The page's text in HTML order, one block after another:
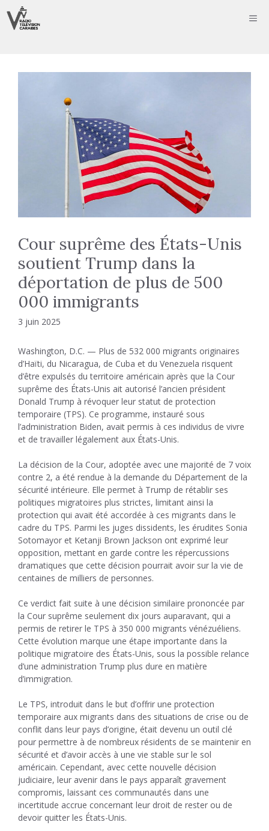
au
contenu
Cour suprême des États-Unis
soutient Trump dans la
déportation de plus de 500
000 immigrants
3 juin 2025
Washington, D.C. — Plus de 532 000 migrants originaires
d’Haïti, du Nicaragua, de Cuba et du Venezuela risquent
d’être expulsés du territoire américain après que la Cour
suprême des États-Unis ait autorisé l’ancien président
Donald Trump à révoquer leur statut de protection
temporaire (TPS). Ce programme, instauré sous
l’administration Biden, avait permis à ces individus de vivre
et de travailler légalement aux États-Unis.
La décision de la Cour, adoptée avec une majorité de 7 voix
contre 2, a été rendue à la demande du Département de la
sécurité intérieure. Elle permet à Trump de rétablir ses
politiques migratoires plus strictes, limitant ainsi la
protection qui avait été accordée à ces migrants dans le
cadre du TPS. Parmi les juges dissidents, les érudites Sonia
Sotomayor et Ketanji Brown Jackson ont exprimé leur
opposition, mettant en garde contre les répercussions
dramatiques que cette décision pourrait avoir sur la vie de
centaines de milliers de personnes.
Ce verdict fait suite à une décision similaire prononcée par
la Cour suprême seulement dix jours auparavant, qui a
permis de retirer le TPS à 350 000 migrants vénézuéliens.
Cette évolution marque une étape importante dans la
politique migratoire des États-Unis, sous la possible relance
d’une administration Trump plus dure en matière
d’immigration.
Le TPS, introduit dans le but d’offrir une protection
temporaire aux migrants dans des situations de crise ou de
conflit dans leur pays d’origine, était devenu un outil clé
pour permettre à de nombreux résidents de se maintenir en
sécurité et d’avoir accès à une vie stable sur le sol
américain. Cependant, avec cette nouvelle décision
judiciaire, leur avenir dans le pays apparaît gravement
compromis, laissant ces communautés dans une
incertitude accrue concernant leur droit de rester ou de
devoir quitter les États-Unis.